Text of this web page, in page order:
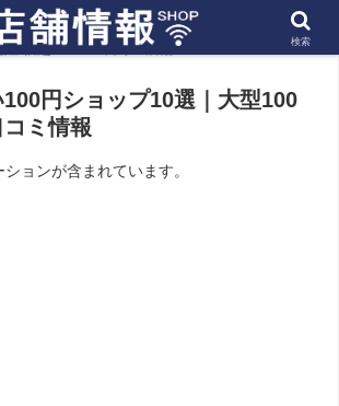
陸 信越 長野の店舗
円ショップ10選｜大型100
ミ情報
ョンが含まれています。
検索